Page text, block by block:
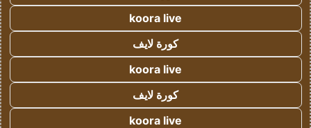
koora live
كورة لايف
koora live
كورة لايف
koora live